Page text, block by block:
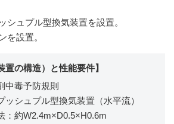
シュプル型換気装置を設置。
を設置。
置の構造）と性能要件】
中毒予防規則
ッシュプル型換気装置（水平流）
：約W2.4m×D0.5×H0.6m